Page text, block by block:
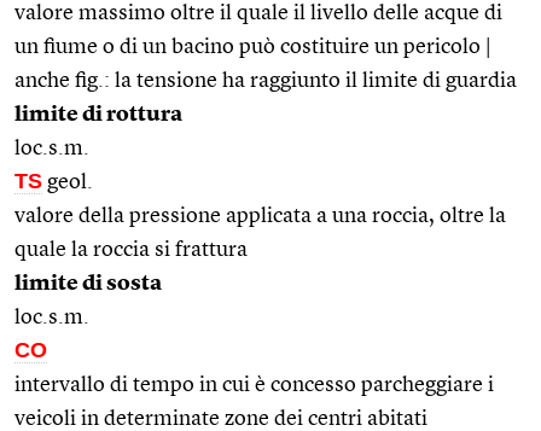
valore massimo oltre il quale il livello delle acque di
un fiume o di un bacino può costituire un pericolo |
anche fig.: la tensione ha raggiunto il limite di guardia
limite di rottura
loc.s.m.
TS geol.
valore della pressione applicata a una roccia, oltre la
quale la roccia si frattura
limite di sosta
loc.s.m.
CO
intervallo di tempo in cui è concesso parcheggiare i
veicoli in determinate zone dei centri abitati